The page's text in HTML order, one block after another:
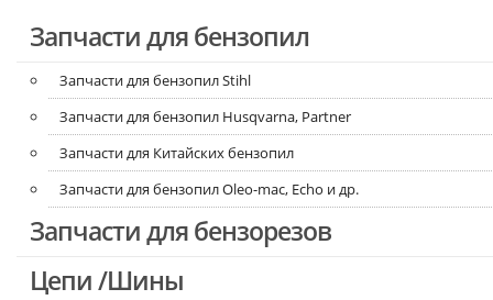
Запчасти для бензопил
Запчасти для бензопил Stihl
Запчасти для бензопил Husqvarna, Partner
Запчасти для Китайских бензопил
Запчасти для бензопил Oleo-mac, Echo и др.
Запчасти для бензорезов
Цепи /Шины